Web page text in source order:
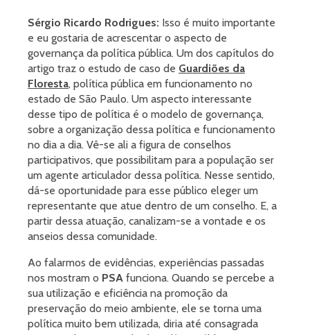
Sérgio Ricardo Rodrigues: Isso é muito importante
e eu gostaria de acrescentar o aspecto de
governança da política pública. Um dos capítulos do
artigo traz o estudo de caso de Guardiões da
Floresta, política pública em funcionamento no
estado de São Paulo. Um aspecto interessante
desse tipo de política é o modelo de governança,
sobre a organização dessa política e funcionamento
no dia a dia. Vê-se ali a figura de conselhos
participativos, que possibilitam para a população ser
um agente articulador dessa política. Nesse sentido,
dá-se oportunidade para esse público eleger um
representante que atue dentro de um conselho. E, a
partir dessa atuação, canalizam-se a vontade e os
anseios dessa comunidade.
Ao falarmos de evidências, experiências passadas
nos mostram o PSA funciona. Quando se percebe a
sua utilização e eficiência na promoção da
preservação do meio ambiente, ele se torna uma
política muito bem utilizada, diria até consagrada